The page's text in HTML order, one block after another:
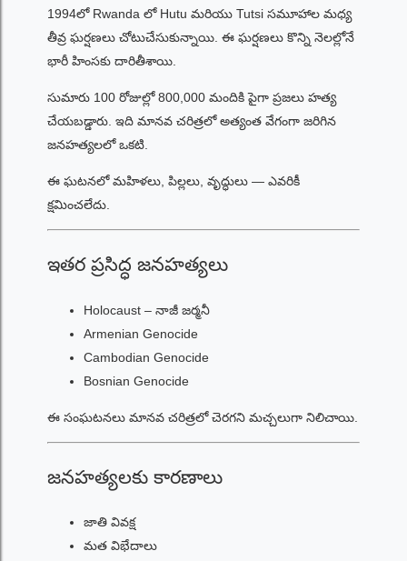
1994లో Rwanda లో Hutu మరియు Tutsi సమూహాల మధ్య
తీవ్ర ఘర్షణలు చోటుచేసుకున్నాయి. ఈ ఘర్షణలు కొన్ని నెలల్లోనే
భారీ హింసకు దారితీశాయి.
సుమారు 100 రోజుల్లో 800,000 మందికి పైగా ప్రజలు హత్య
చేయబడ్డారు. ఇది మానవ చరిత్రలో అత్యంత వేగంగా జరిగిన
జనహత్యలలో ఒకటి.
ఈ ఘటనలో మహిళలు, పిల్లలు, వృద్ధులు — ఎవరికీ
క్షమించలేదు.
ఇతర ప్రసిద్ధ జనహత్యలు
Holocaust – నాజీ జర్మనీ
Armenian Genocide
Cambodian Genocide
Bosnian Genocide
ఈ సంఘటనలు మానవ చరిత్రలో చెరగని మచ్చలుగా నిలిచాయి.
జనహత్యలకు కారణాలు
జాతి వివక్ష
మత విభేదాలు